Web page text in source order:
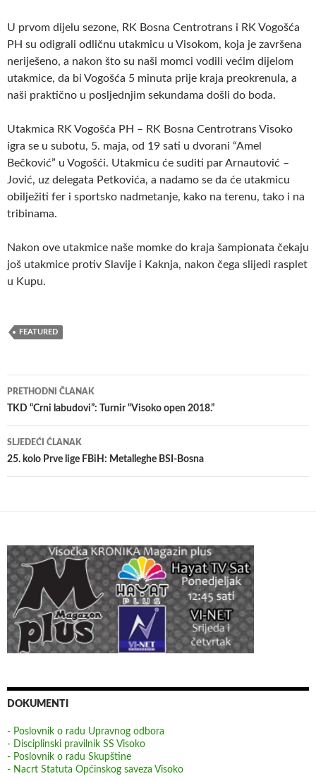
U prvom dijelu sezone, RK Bosna Centrotrans i RK Vogošća
PH su odigrali odličnu utakmicu u Visokom, koja je završena
neriješeno, a nakon što su naši momci vodili većim dijelom
utakmice, da bi Vogošća 5 minuta prije kraja preokrenula, a
naši praktično u posljednjim sekundama došli do boda.
Utakmica RK Vogošća PH – RK Bosna Centrotrans Visoko
igra se u subotu, 5. maja, od 19 sati u dvorani “Amel
Bečković” u Vogošći. Utakmicu će suditi par Arnautović –
Jović, uz delegata Petkovića, a nadamo se da će utakmicu
obilježiti fer i sportsko nadmetanje, kako na terenu, tako i na
tribinama.
Nakon ove utakmice naše momke do kraja šampionata čekaju
još utakmice protiv Slavije i Kaknja, nakon čega slijedi rasplet
u Kupu.
FEATURED
Navigacija
članaka
PRETHODNI ČLANAK
TKD “Crni labudovi”: Turnir “Visoko open 2018.”
SLJEDEĆI ČLANAK
25. kolo Prve lige FBiH: Metalleghe BSI-Bosna
DOKUMENTI
- Poslovnik o radu Upravnog odbora
- Disciplinski pravilnik SS Visoko
- Poslovnik o radu Skupštine
- Nacrt Statuta Općinskog saveza Visoko